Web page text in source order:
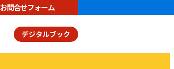
お問合せフォーム
デジタルブック